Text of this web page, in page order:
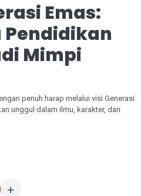
Emas:
Pendidikan
Mimpi
penuh harap melalui visi Generasi
unggul dalam ilmu, karakter, dan